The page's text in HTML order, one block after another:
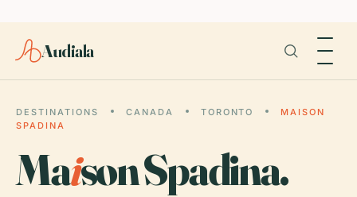
Audiala
DESTINATIONS CANADA TORONTO
MAISON
SPADINA
Maison Spadina.